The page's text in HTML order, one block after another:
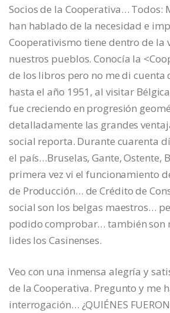
Socios de la Cooperativa… Todos:
han hablado de la necesidad e
Cooperativismo tiene dentro de la
nuestros pueblos. Conocía la
de los libros pero no me di cuenta
hasta el año 1951, al visitar
fue creciendo en progresión
detalladamente las grandes
social reporta. Durante cuarenta
el país…Bruselas, Gante, Ostente,
primera vez vi el funcionamiento
de Producción… de Crédito de
social son los belgas maestros…
podido comprobar… también son
lides los Casinenses.
Veo con una inmensa alegría y
de la Cooperativa. Pregunto y me
interrogación… ¿QUIÉNES FUERON